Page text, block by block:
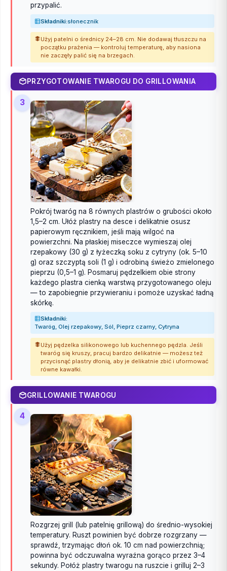
przypalić.
Składniki:słonecznik
Użyj patelni o średnicy 24–28 cm. Nie dodawaj tłuszczu na
początku prażenia — kontroluj temperaturę, aby nasiona
nie zaczęły palić się na brzegach.
PRZYGOTOWANIE TWAROGU DO GRILLOWANIA
3
Pokrój twaróg na 8 równych plastrów o grubości około
1,5–2 cm. Ułóż plastry na desce i delikatnie osusz
papierowym ręcznikiem, jeśli mają wilgoć na
powierzchni. Na płaskiej miseczce wymieszaj olej
rzepakowy (30 g) z łyżeczką soku z cytryny (ok. 5–10
g) oraz szczyptą soli (1 g) i odrobiną świeżo zmielonego
pieprzu (0,5–1 g). Posmaruj pędzelkiem obie strony
każdego plastra cienką warstwą przygotowanego oleju
— to zapobiegnie przywieraniu i pomoże uzyskać ładną
skórkę.
Składniki:
Twaróg, Olej rzepakowy, Sól, Pieprz czarny, Cytryna
Użyj pędzelka silikonowego lub kuchennego pędzla. Jeśli
twaróg się kruszy, pracuj bardzo delikatnie — możesz też
przycisnąć plastry dłonią, aby je delikatnie zbić i uformować
równe kawałki.
GRILLOWANIE TWAROGU
4
Rozgrzej grill (lub patelnię grillową) do średnio-wysokiej
temperatury. Ruszt powinien być dobrze rozgrzany —
sprawdź, trzymając dłoń ok. 10 cm nad powierzchnią;
powinna być odczuwalna wyraźna gorąco przez 3–4
sekundy. Połóż plastry twarogu na ruszcie i grilluj 2–3